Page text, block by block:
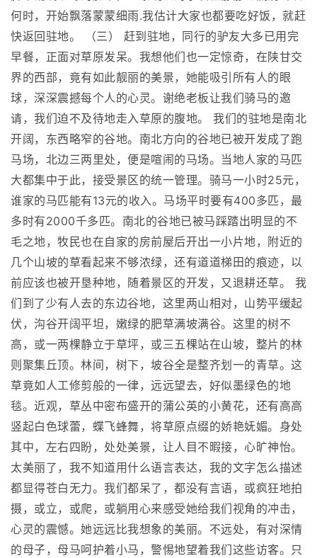
何时，开始飘落蒙蒙细雨.我估计大家也都要吃好饭，就赶
快返回驻地。 （三） 赶到驻地，同行的驴友大多已用完
早餐，正面对草原发呆。我想他们也一定惊奇，在陕甘交
界的西部，竟有如此靓丽的美景，她能吸引所有人的眼
球，深深震撼每个人的心灵。谢绝老板让我们骑马的邀
请，我们迫不及待地走入草原的腹地。 我们的驻地是南北
开阔，东西略窄的谷地。南北方向的谷地已被开发成了跑
马场，北边三两里处，便是喧闹的马场。当地人家的马匹
大都集中于此，接受景区的统一管理。骑马一小时25元，
谁家的马匹能有13元的收入。马场平时要有400多匹，最
多时有2000千多匹。南北的谷地已被马踩踏出明显的不
毛之地，牧民也在自家的房前屋后开出一小片地，附近的
几个山坡的草看起来不够浓绿，还有道道梯田的痕迹，以
前应该也被开垦种地，随着景区的开发，又退耕还草。 我
们到了少有人去的东边谷地，这里两山相对，山势平缓起
伏，沟谷开阔平坦，嫩绿的肥草满坡满谷。这里的树不
高，或一两棵静立于草坪，或三五棵站在山坡，整片的林
则聚集丘顶。林间，树下，坡谷全是整齐划一的青草。这
草竟如人工修剪般的一律，远远望去，好似墨绿色的地
毯。近观，草丛中密布盛开的蒲公英的小黄花，还有高高
竖起白色球蕾，蝶飞蜂舞，将草原点缀的娇艳妩媚。身处
其中，左右四盼，处处美景，让人目不暇接，心旷神怡。
太美丽了，我不知道用什么语言表达，我的文字怎么描述
都显得苍白无力。我们都呆了，都没有言语，或疯狂地拍
摄，或立，或爬，或躺用心来感受她给我们视角的冲击，
心灵的震憾。她远远比我想象的美丽。不远处，有对深情
的母子，母马呵护着小马，警惕地望着我们这些访客。只